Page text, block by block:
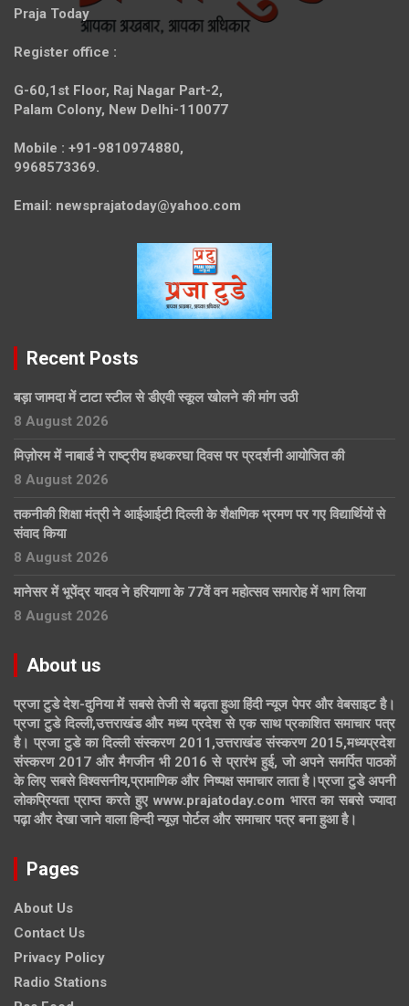
Praja Today
Register office :
G-60,1st Floor, Raj Nagar Part-2,
Palam Colony, New Delhi-110077
Mobile : +91-9810974880,
9968573369.
Email: newsprajatoday@yahoo.com
Recent Posts
बड़ा जामदा में टाटा स्टील से डीएवी स्कूल खोलने की मांग उठी
8 August 2026
मिज़ोरम में नाबार्ड ने राष्ट्रीय हथकरघा दिवस पर प्रदर्शनी आयोजित की
8 August 2026
तकनीकी शिक्षा मंत्री ने आईआईटी दिल्ली के शैक्षणिक भ्रमण पर गए विद्यार्थियों से
संवाद किया
8 August 2026
मानेसर में भूपेंद्र यादव ने हरियाणा के 77वें वन महोत्सव समारोह में भाग लिया
8 August 2026
About us
प्रजा टुडे देश-दुनिया में सबसे तेजी से बढ़ता हुआ हिंदी न्यूज पेपर और वेबसाइट है।
प्रजा टुडे दिल्ली,उत्तराखंड और मध्य प्रदेश से एक साथ प्रकाशित समाचार पत्र
है। प्रजा टुडे का दिल्ली संस्करण 2011,उत्तराखंड संस्करण 2015,मध्यप्रदेश
संस्करण 2017 और मैगजीन भी 2016 से प्रारंभ हुई, जो अपने समर्पित पाठकों
के लिए सबसे विश्वसनीय,प्रामाणिक और निष्पक्ष समाचार लाता है।प्रजा टुडे अपनी
लोकप्रियता प्राप्त करते हुए www.prajatoday.com भारत का सबसे ज्यादा
पढ़ा और देखा जाने वाला हिन्दी न्यूज़ पोर्टल और समाचार पत्र बना हुआ है।
Pages
About Us
Contact Us
Privacy Policy
Radio Stations